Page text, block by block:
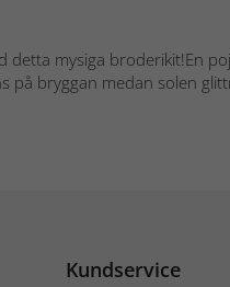
detta mysiga broderikit!En
på bryggan medan solen
Kundservice